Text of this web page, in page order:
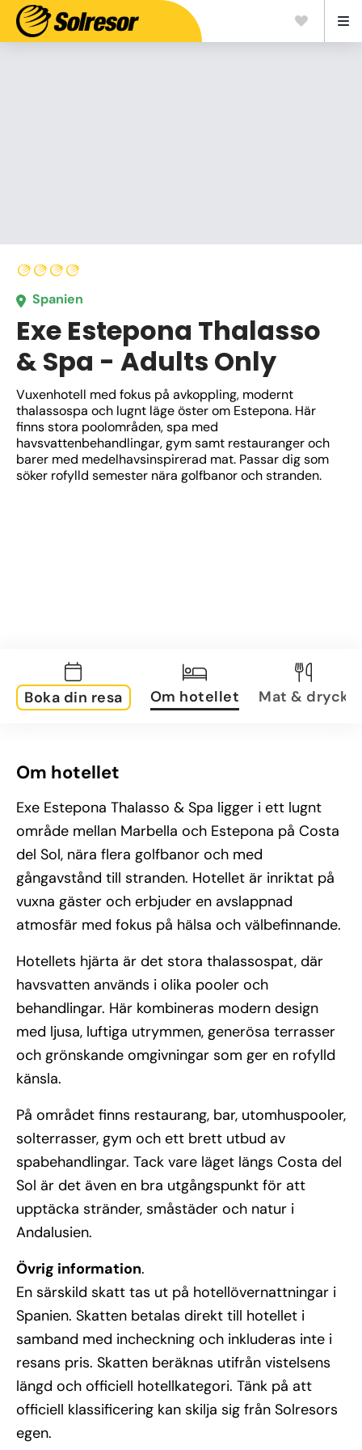
Spanien
Exe Estepona Thalasso
& Spa - Adults Only
Vuxenhotell med fokus på avkoppling, modernt
thalassospa och lugnt läge öster om Estepona. Här
finns stora poolområden, spa med
havsvattenbehandlingar, gym samt restauranger och
barer med medelhavsinspirerad mat. Passar dig som
söker rofylld semester nära golfbanor och stranden.
Boka din resa Om hotellet Mat & dryck
Om hotellet
Exe Estepona Thalasso & Spa ligger i ett lugnt
område mellan Marbella och Estepona på Costa
del Sol, nära flera golfbanor och med
gångavstånd till stranden. Hotellet är inriktat på
vuxna gäster och erbjuder en avslappnad
atmosfär med fokus på hälsa och välbefinnande.
Hotellets hjärta är det stora thalassospat, där
havsvatten används i olika pooler och
behandlingar. Här kombineras modern design
med ljusa, luftiga utrymmen, generösa terrasser
och grönskande omgivningar som ger en rofylld
känsla.
På området finns restaurang, bar, utomhuspooler,
solterrasser, gym och ett brett utbud av
spabehandlingar. Tack vare läget längs Costa del
Sol är det även en bra utgångspunkt för att
upptäcka stränder, småstäder och natur i
Andalusien.
Övrig information.
En särskild skatt tas ut på hotellövernattningar i
Spanien. Skatten betalas direkt till hotellet i
samband med incheckning och inkluderas inte i
resans pris. Skatten beräknas utifrån vistelsens
längd och officiell hotellkategori. Tänk på att
officiell klassificering kan skilja sig från Solresors
egen.